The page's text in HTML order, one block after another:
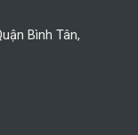
Bình Tân,